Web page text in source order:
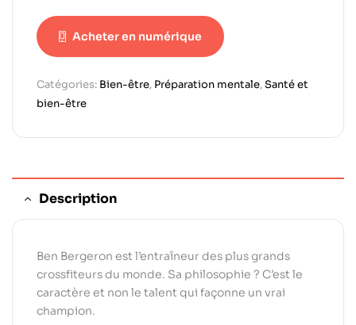
Acheter en numérique
Catégories: Bien-être, Préparation mentale,Santé et
bien-être
Description
Ben Bergeron est l’entraîneur des plus grands
crossfiteurs du monde. Sa philosophie ? C’est le
caractère et non le talent qui façonne un vrai
champion.